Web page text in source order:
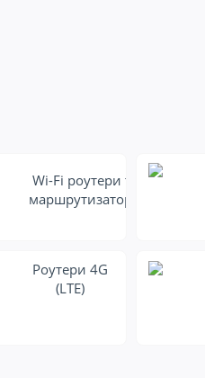
Wi-Fi роутери та
маршрутизатори
Роутери 4G
(LTE)